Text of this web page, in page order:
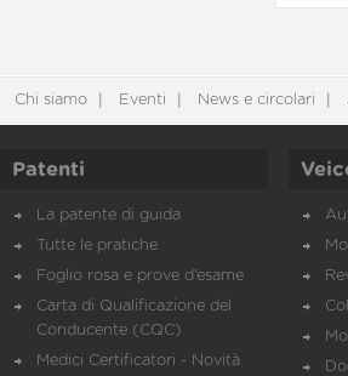
Chi siamo Eventi News e circolari
Patenti
La patente di guida
Tutte le pratiche
Foglio rosa e prove d’esame
Carta di Qualificazione del
Conducente (CQC)
Medici Certificatori - Novità